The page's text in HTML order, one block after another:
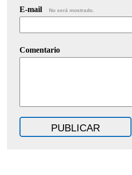
E-mail No será mostrado.
Comentario